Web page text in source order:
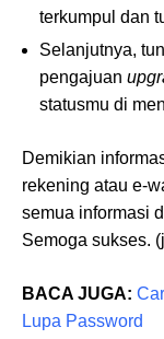
terkumpul dan
Selanjutnya,
pengajuan
statusmu di
Demikian
rekening atau e-
semua informasi
Semoga sukses.
BACA JUGA:
Lupa Password